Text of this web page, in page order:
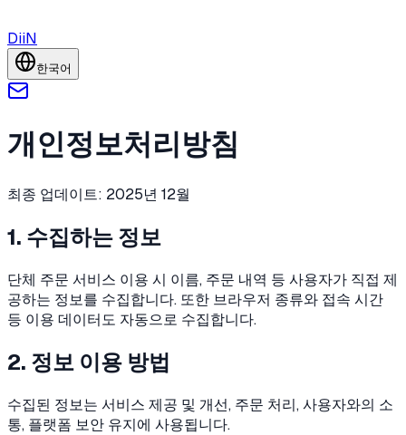
DiiN
한국어
개인정보처리방침
최종 업데이트: 2025년 12월
1. 수집하는 정보
단체 주문 서비스 이용 시 이름, 주문 내역 등 사용자가 직접 제
공하는 정보를 수집합니다. 또한 브라우저 종류와 접속 시간
등 이용 데이터도 자동으로 수집합니다.
2. 정보 이용 방법
수집된 정보는 서비스 제공 및 개선, 주문 처리, 사용자와의 소
통, 플랫폼 보안 유지에 사용됩니다.